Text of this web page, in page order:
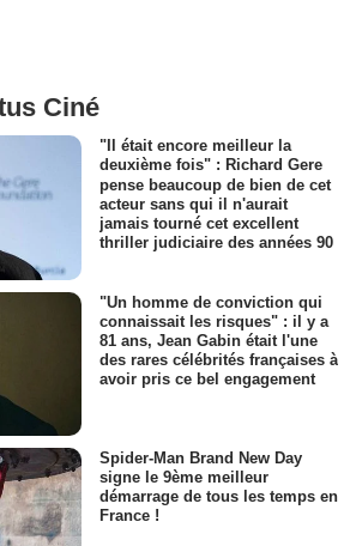
Ciné
"Il était encore meilleur la
deuxième fois" : Richard Gere
pense beaucoup de bien de cet
acteur sans qui il n'aurait
jamais tourné cet excellent
thriller judiciaire des années 90
"Un homme de conviction qui
connaissait les risques" : il y a
81 ans, Jean Gabin était l'une
des rares célébrités françaises à
avoir pris ce bel engagement
Spider-Man Brand New Day
signe le 9ème meilleur
démarrage de tous les temps en
France !